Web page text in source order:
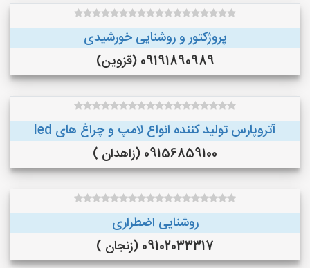
پروژکتور و روشنایی خورشیدی
09191890989 (قزوین)
آتروپارس تولید کننده انواع لامپ و چراغ های led
09156859100 (زاهدان )
روشنایی اضطراری
09102033317 (زنجان )